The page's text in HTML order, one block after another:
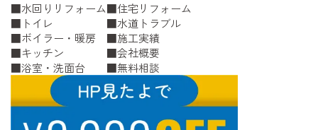
水回りリフォーム
トイレ
ボイラー・暖房
キッチン
浴室・洗面台
住宅リフォーム
水道トラブル
施工実績
会社概要
無料相談